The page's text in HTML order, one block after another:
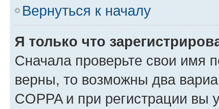
Вернуться к началу
Я только что
Сначала проверьте свои имя
верны, то возможны два
COPPA и при регистрации вы